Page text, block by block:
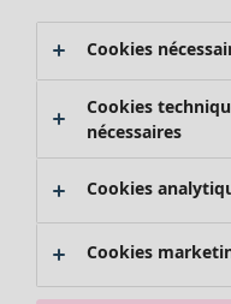
Promos SOLDES
Les promos de Gudrun
Nouvel arrivage
Bonnes affaires en
Cookies
Cookies
nécessaires
Cookies
Cookies